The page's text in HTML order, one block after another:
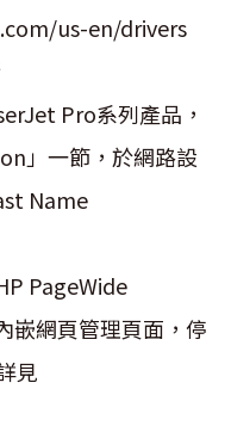
us-en/drivers
Pro系列產品，
」一節，於網路設
Name
PageWide
嵌網頁管理頁面，停
見